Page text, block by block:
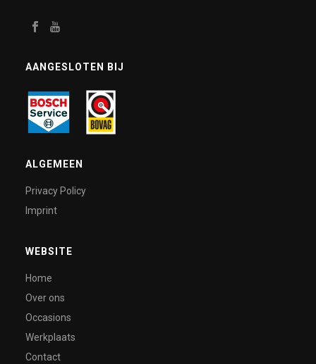
AANGESLOTEN BIJ
ALGEMEEN
Privacy Policy
Imprint
WEBSITE
Home
Over ons
Occasions
Werkplaats
Contact